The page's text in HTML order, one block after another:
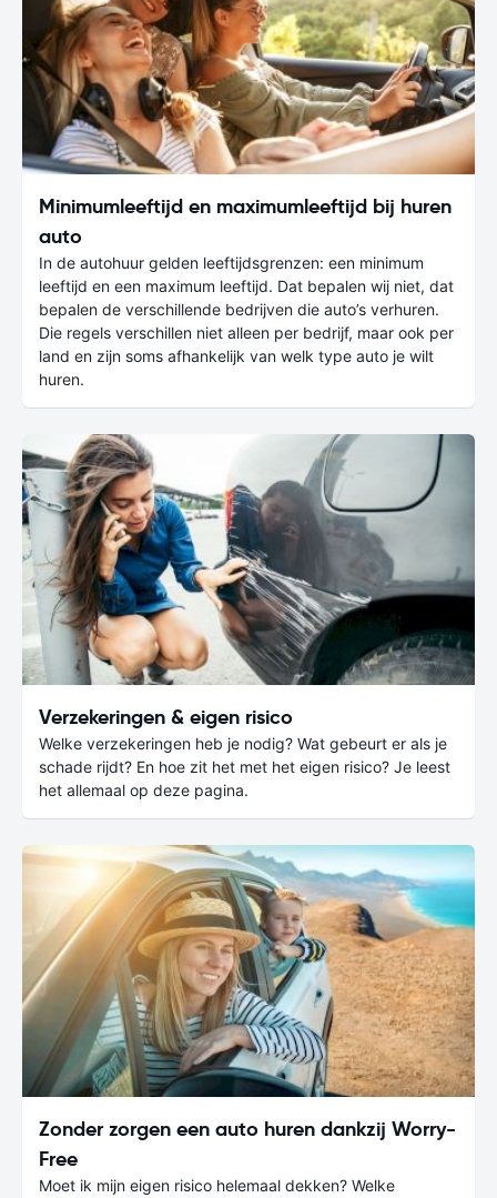
Minimumleeftijd en maximumleeftijd bij huren
auto
In de autohuur gelden leeftijdsgrenzen: een minimum
leeftijd en een maximum leeftijd. Dat bepalen wij niet, dat
bepalen de verschillende bedrijven die auto’s verhuren.
Die regels verschillen niet alleen per bedrijf, maar ook per
land en zijn soms afhankelijk van welk type auto je wilt
huren.
Verzekeringen & eigen risico
Welke verzekeringen heb je nodig? Wat gebeurt er als je
schade rijdt? En hoe zit het met het eigen risico? Je leest
het allemaal op deze pagina.
Zonder zorgen een auto huren dankzij Worry-
Free
Moet ik mijn eigen risico helemaal dekken? Welke